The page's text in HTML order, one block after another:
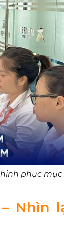
phục mục
Nhìn